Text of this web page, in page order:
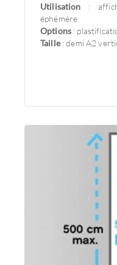
Utilisation :
éphémère
Options :
Taille: demi A2